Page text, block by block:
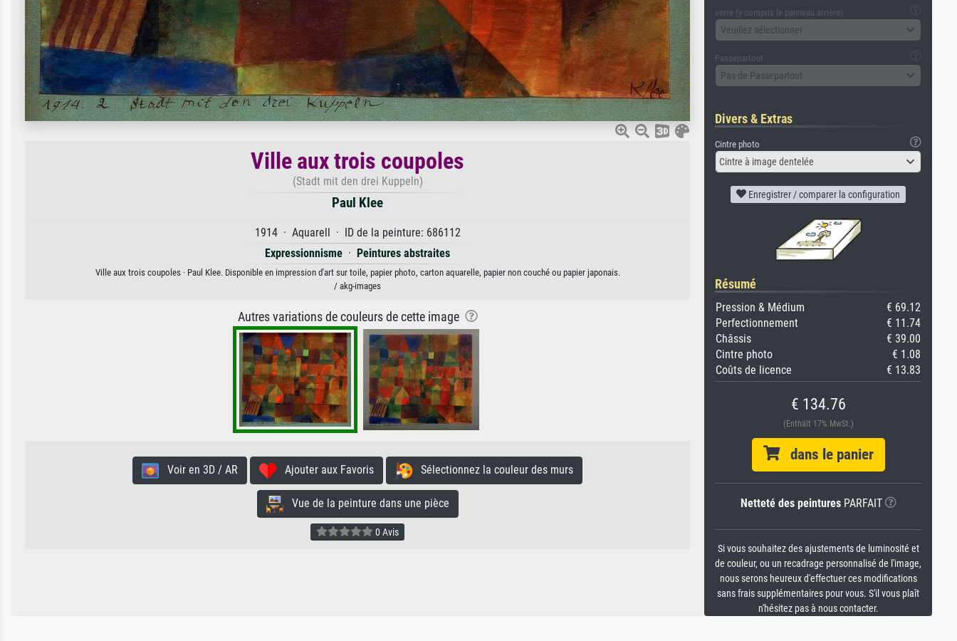
Ville aux trois coupoles
(Stadt mit den drei Kuppeln)
Paul Klee
1914 · Aquarell · ID de la peinture: 686112
Expressionnisme · Peintures abstraites
Ville aux trois coupoles · Paul Klee. Disponible en impression d'art sur toile, papier photo, carton aquarelle, papier non couché ou papier japonais.
/ akg-images
Autres variations de couleurs de cette image
Voir en 3D / AR Ajouter aux Favoris Sélectionnez la couleur des murs
Vue de la peinture dans une pièce
0 Avis
verre (y compris le panneau arrière)
Veuillez sélectionner
Passepartout
Pas de Passepartout
Divers & Extras
Cintre photo
Cintre à image dentelée
Enregistrer / comparer la configuration
Résumé
Pression & Médium
€ 69.12
Perfectionnement
€ 11.74
Châssis
€ 39.00
Cintre photo
€ 1.08
Coûts de licence
€ 13.83
€ 134.76
(Enthält 17% MwSt.)
dans le panier
Netteté des peinturesPARFAIT
Si vous souhaitez des ajustements de luminosité et
de couleur, ou un recadrage personnalisé de l'image,
nous serons heureux d'effectuer ces modifications
sans frais supplémentaires pour vous. S'il vous plaît
n'hésitez pas à nous contacter.